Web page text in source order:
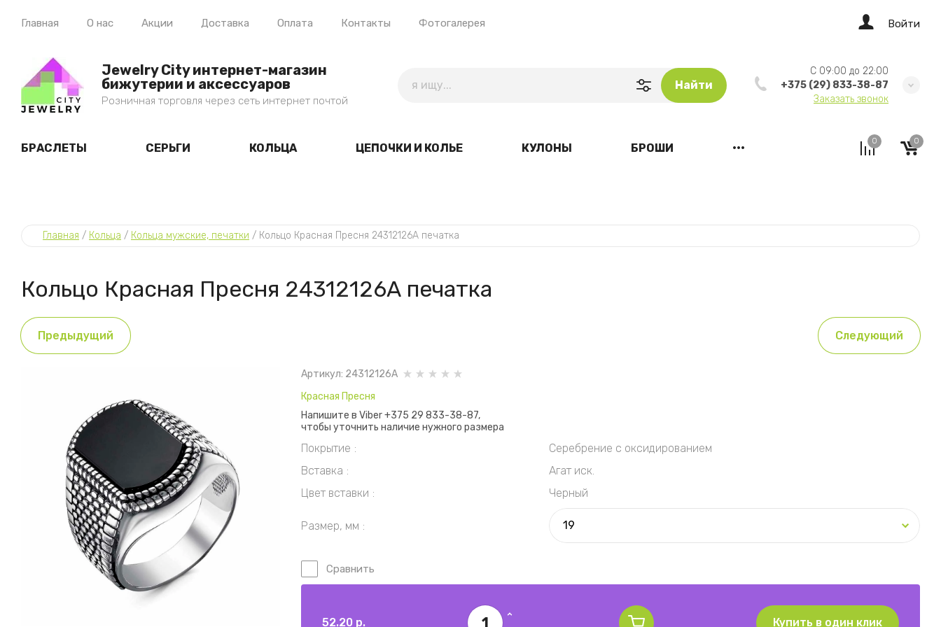
Главная О нас Акции Доставка Оплата Контакты Фотогалерея Войти
Jewelry City интернет-магазин
бижутерии и аксессуаров
Розничная торговля через сеть интернет почтой
Найти
C 09:00 до 22:00
+375 (29) 833-38-87
Заказать звонок
БРАСЛЕТЫ СЕРЬГИ КОЛЬЦА ЦЕПОЧКИ И КОЛЬЕ КУЛОНЫ БРОШИ •••
0 0
Главная / Кольца / Кольца мужские, печатки / Кольцо Красная Пресня 24312126А печатка
Кольцо Красная Пресня 24312126А печатка
Предыдущий Следующий
Артикул: 24312126А
Красная Пресня
Напишите в Viber +375 29 833-38-87,
чтобы уточнить наличие нужного размера
Покрытие
Серебрение с оксидированием
Вставка
Агат иск.
Цвет вставки
Черный
Размер, мм
Сравнить
52.20 р. Купить в один клик